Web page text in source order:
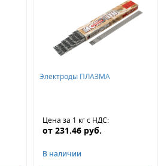
Электроды ПЛАЗМА
Цена за 1 кгс НДС:
от 231.46 руб.
В наличии